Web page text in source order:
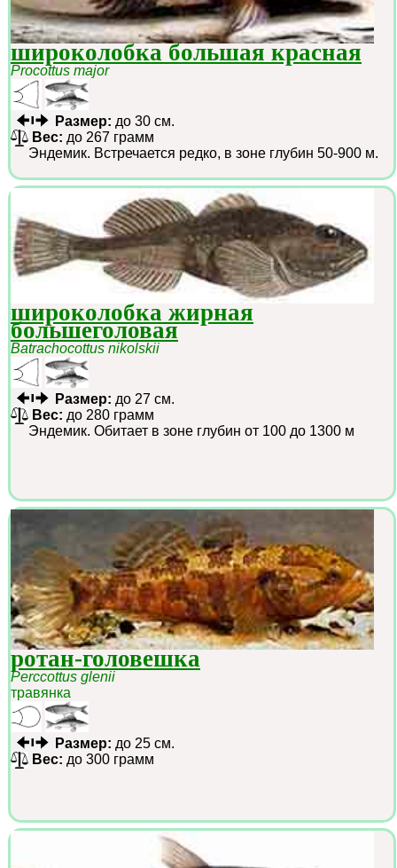
широколобка большая красная
Procottus major
Размер: до 30 см.
Вес: до 267 грамм
Эндемик. Встречается редко, в зоне глубин 50-900 м.
широколобка жирная
большеголовая
Batrachocottus nikolskii
Размер: до 27 см.
Вес: до 280 грамм
Эндемик. Обитает в зоне глубин от 100 до 1300 м
ротан-головешка
Perccottus glenii
травянка
Размер: до 25 см.
Вес: до 300 грамм